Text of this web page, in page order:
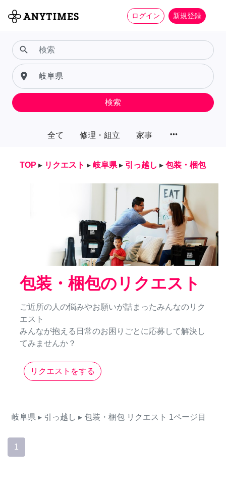
ログイン 新規登録
全て 修理・組立 家事 more_horiz
search
place
検索
TOP ▸ リクエスト ▸ 岐阜県 ▸ 引っ越し ▸ 包装・梱包
包装・梱包のリクエスト
ご近所の人の悩みやお願いが詰まったみんなのリク
エスト
みんなが抱える日常のお困りごとに応募して解決し
てみませんか？
リクエストをする
岐阜県 ▸ 引っ越し ▸ 包装・梱包 リクエスト 1ページ目
1